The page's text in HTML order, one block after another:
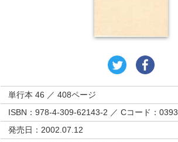
単行本 46 ／ 408ページ
ISBN：978-4-309-62143-2 ／ Cコード：0393
発売日：2002.07.12